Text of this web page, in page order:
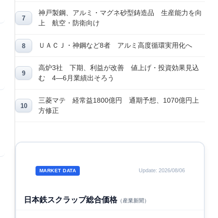
神戸製鋼、アルミ・マグネ砂型鋳造品 生産能力を向
上 航空・防衛向け
ＵＡＣＪ・神鋼など8者 アルミ高度循環実用化へ
高炉3社 下期、利益が改善 値上げ・投資効果見込
む 4―6月業績出そろう
三菱マテ 経常益1800億円 通期予想、1070億円上
方修正
MARKET DATA Update: 2026/08/06
日本鉄スクラップ総合価格（産業新聞）